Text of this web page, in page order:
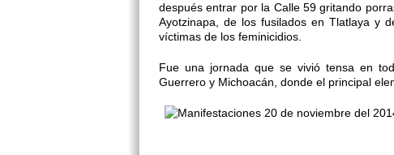
después entrar por la Calle 59 gritando
Ayotzinapa, de los fusilados en Tlatlaya y
víctimas de los feminicidios.
Fue una jornada que se vivió tensa en
Guerrero y Michoacán, donde el principal